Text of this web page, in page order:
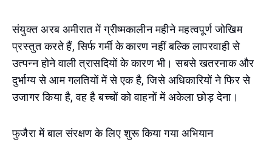
संयुक्त अरब अमीरात में ग्रीष्मकालीन महीने महत्वपूर्ण जोखिम
प्रस्तुत करते हैं, सिर्फ गर्मी के कारण नहीं बल्कि लापरवाही से
उत्पन्न होने वाली त्रासदियों के कारण भी। सबसे खतरनाक और
दुर्भाग्य से आम गलतियों में से एक है, जिसे अधिकारियों ने फिर से
उजागर किया है, वह है बच्चों को वाहनों में अकेला छोड़ देना।
फुजैरा में बाल संरक्षण के लिए शुरू किया गया अभियान